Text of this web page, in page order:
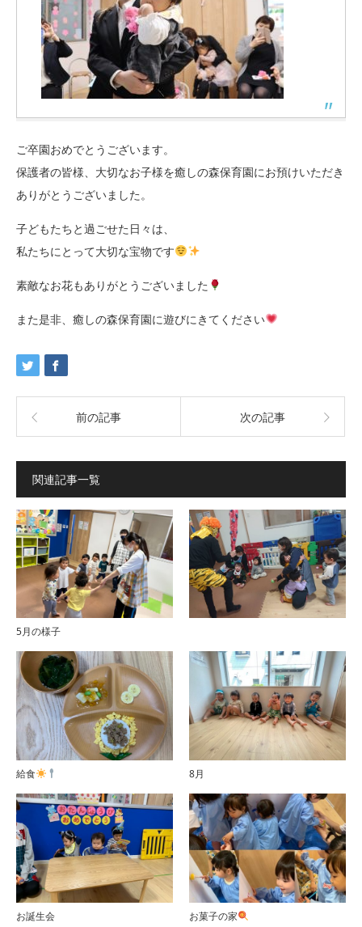
ご卒園おめでとうございます。
保護者の皆様、大切なお子様を癒しの森保育園にお預けいただき
ありがとうございました。
子どもたちと過ごせた日々は、
私たちにとって大切な宝物です
素敵なお花もありがとうございました
また是非、癒しの森保育園に遊びにきてください
前の記事 次の記事
関連記事一覧
5月の様子
給食 8月
お誕生会 お菓子の家